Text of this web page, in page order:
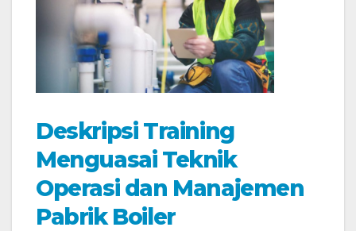
Deskripsi Training
Menguasai Teknik
Operasi dan Manajemen
Pabrik Boiler